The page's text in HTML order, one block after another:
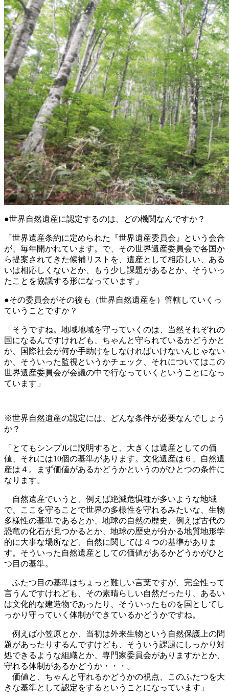
●世界自然遺産に認定するのは、どの機関なんですか？
「世界遺産条約に定められた『世界遺産委員会』という会合
が、毎年開かれています。で、その世界遺産委員会で各国か
ら提案されてきた候補リストを、遺産として相応しい、ある
いは相応しくないとか、もう少し課題があるとか、そういっ
たことを協議する形になっています」
●その委員会がその後も（世界自然遺産を）管轄していくっ
ていうことですか？
「そうですね。地域地域を守っていくのは、当然それぞれの
国になるんですけれども、ちゃんと守られているかどうかと
か、国際社会が何か手助けをしなければいけないんじゃない
か、そういった監視というかチェック、それについてはこの
世界遺産委員会が会議の中で行なっていくということになっ
ています」
※世界自然遺産の認定には、どんな条件が必要なんでしょう
か？
「とてもシンプルに説明すると、大きくは遺産としての価
値、それには10個の基準があります。文化遺産は６、自然遺
産は４。まず価値があるかどうかというのがひとつの条件に
なります。
自然遺産でいうと、例えば絶滅危惧種が多いような地域
で、ここを守ることで世界の多様性を守れるみたいな、生物
多様性の基準であるとか、地球の自然の歴史、例えば古代の
恐竜の化石が見つかるとか、地球の歴史が分かる地質地形学
的に大事な場所など、自然に関しては４つの基準がありま
す。そういった自然遺産としての価値があるかどうかがひと
つ目の基準。
ふたつ目の基準はちょっと難しい言葉ですが、完全性って
言うんですけれども、その素晴らしい自然だったり、あるい
は文化的な建造物であったり、そういったものを国としてし
っかり守っていく体制ができているかどうかですね。
例えば小笠原とか、当初は外来生物という自然保護上の問
題があったりするんですけども、そういう課題にしっかり対
処できるような組織とか、専門家委員会がありますかとか、
守れる体制があるかどうか・・・。
価値と、ちゃんと守れるかどうかの視点、このふたつを大
きな基準として認定をするということになっています」